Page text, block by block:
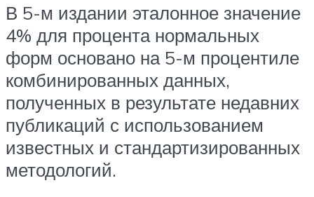
В 5-м издании эталонное значение
4% для процента нормальных
форм основано на 5-м процентиле
комбинированных данных,
полученных в результате недавних
публикаций с использованием
известных и стандартизированных
методологий.